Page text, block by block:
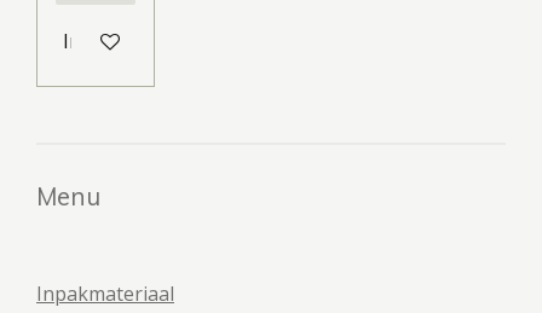
In winkelwagen
Menu
Inpakmateriaal